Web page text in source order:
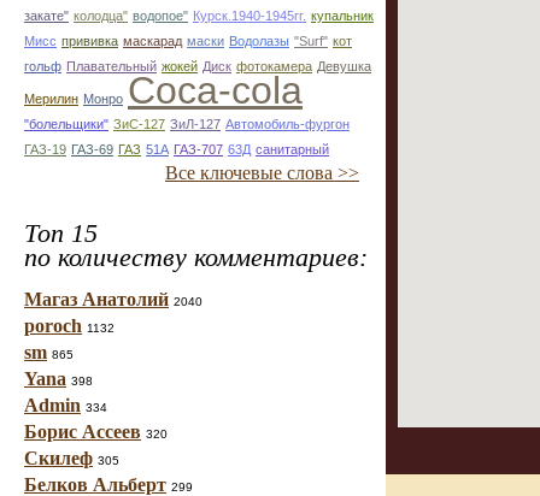
закате" колодца" водопое" Курск.1940-1945гг. купальник
Мисс прививка маскарад маски Водолазы "Surf" кот
гольф Плавательный жокей Диск фотокамера Девушка
Мерилин Монро Coca-cola
"болельщики" ЗиС-127 ЗиЛ-127 Автомобиль-фургон
ГАЗ-19 ГАЗ-69 ГАЗ 51А ГАЗ-707 63Д санитарный
Все ключевые слова >>
Топ 15
по количеству комментариев:
Магаз Анатолий 2040
poroch 1132
sm 865
Yana 398
Admin 334
Борис Ассеев 320
Скилеф 305
Белков Альберт 299